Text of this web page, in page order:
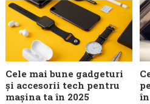
Cele mai bune gadgeturi
și accesorii tech pentru
mașina ta în 2025